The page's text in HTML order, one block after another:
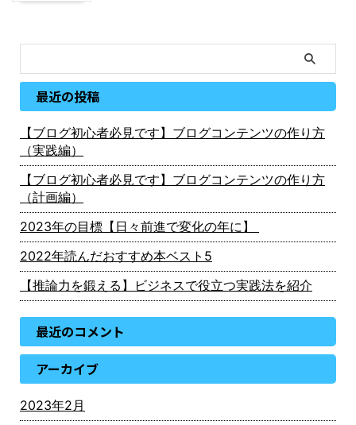
最近の投稿
【ブログ初心者必見です】ブログコンテンツの作り方
（実践編）
【ブログ初心者必見です】ブログコンテンツの作り方
（計画編）
2023年の目標【日々前進で変化の年に】
2022年読んだおすすめ本ベスト5
【推論力を鍛える】ビジネスで役立つ実践法を紹介
最近のコメント
アーカイブ
2023年2月